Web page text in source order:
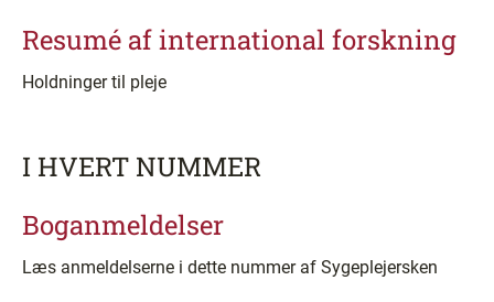
Resumé af international forskning
Holdninger til pleje
I HVERT NUMMER
Boganmeldelser
Læs anmeldelserne i dette nummer af Sygeplejersken